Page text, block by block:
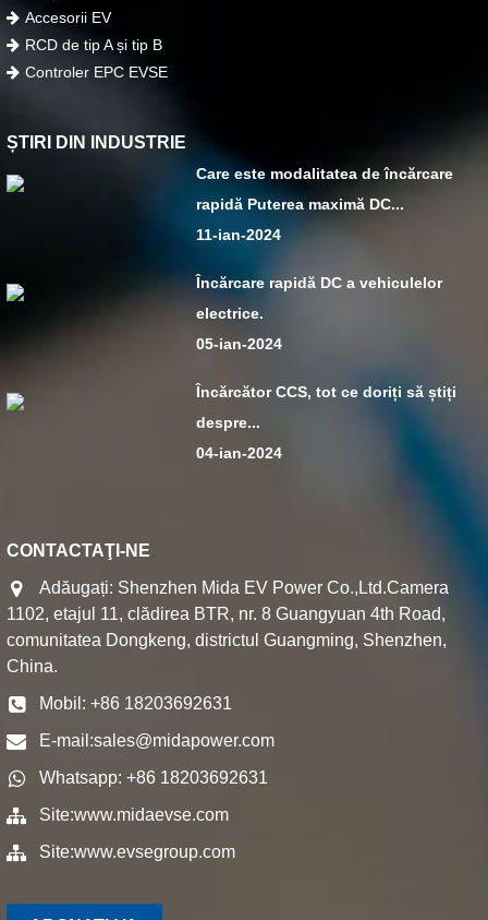
Accesorii EV
RCD de tip A și tip B
Controler EPC EVSE
ȘTIRI DIN INDUSTRIE
Care este modalitatea de încărcare
rapidă Puterea maximă DC...
11-ian-2024
Încărcare rapidă DC a vehiculelor
electrice.
05-ian-2024
Încărcător CCS, tot ce doriți să știți
despre...
04-ian-2024
CONTACTAŢI-NE
Adăugați: Shenzhen Mida EV Power Co.,Ltd.Camera
1102, etajul 11, clădirea BTR, nr. 8 Guangyuan 4th Road,
comunitatea Dongkeng, districtul Guangming, Shenzhen,
China.
Mobil: +86 18203692631
E-mail:sales@midapower.com
Whatsapp: +86 18203692631
Site:www.midaevse.com
Site:www.evsegroup.com